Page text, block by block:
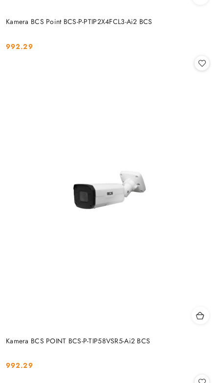
Kamera BCS Point BCS-P-PTIP2X4FCL3-Ai2 BCS
Cena:
992.29
Kamera BCS POINT BCS-P-TIP58VSR5-Ai2 BCS
Cena:
992.29